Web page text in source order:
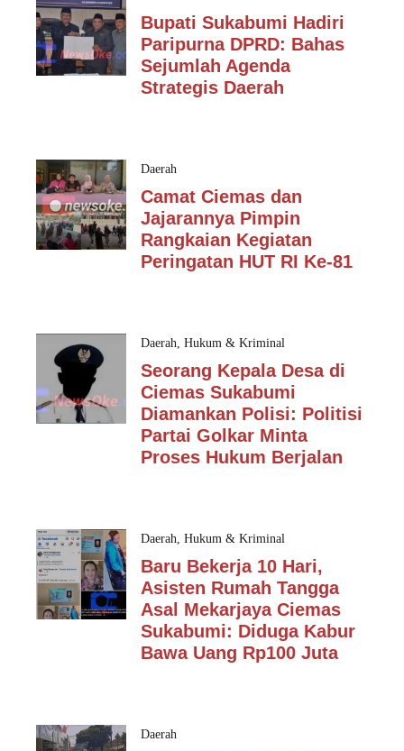
Bupati Sukabumi Hadiri
Paripurna DPRD: Bahas
Sejumlah Agenda
Strategis Daerah
Daerah
Camat Ciemas dan
Jajarannya Pimpin
Rangkaian Kegiatan
Peringatan HUT RI Ke-81
Daerah, Hukum & Kriminal
Seorang Kepala Desa di
Ciemas Sukabumi
Diamankan Polisi: Politisi
Partai Golkar Minta
Proses Hukum Berjalan
Daerah, Hukum & Kriminal
Baru Bekerja 10 Hari,
Asisten Rumah Tangga
Asal Mekarjaya Ciemas
Sukabumi: Diduga Kabur
Bawa Uang Rp100 Juta
Daerah